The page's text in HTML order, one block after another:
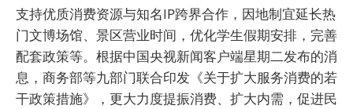
支持优质消费资源与知名IP跨界合作，因地制宜延长热
门文博场馆、景区营业时间，优化学生假期安排，完善
配套政策等。根据中国央视新闻客户端星期二发布的消
息，商务部等九部门联合印发《关于扩大服务消费的若
干政策措施》，更大力度提振消费、扩大内需，促进民